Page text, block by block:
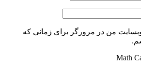
وبسایت من در مرورگر برای زمانی که
Math